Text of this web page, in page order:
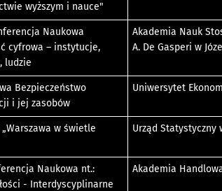
wyższym i nauce"
Naukowa
cyfrowa – instytucje,
ludzie
Akademia Nauk
A. De Gasperi w
Bezpieczeństwo
i jej zasobów
Uniwersytet
w świetle
Urząd Statystyczny
Naukowa nt.:
- Interdyscyplinarne
Akademia